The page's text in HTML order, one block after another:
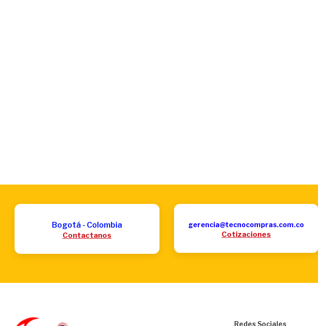
Bogotá - Colombia
Contactanos
gerencia@tecnocompras.com.co
Cotizaciones
Redes Sociales